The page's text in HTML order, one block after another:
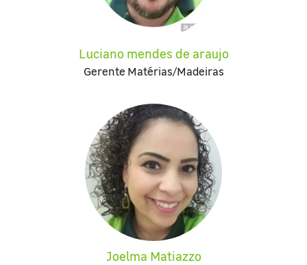
Luciano mendes de araujo
Gerente Matérias/Madeiras
Joelma Matiazzo